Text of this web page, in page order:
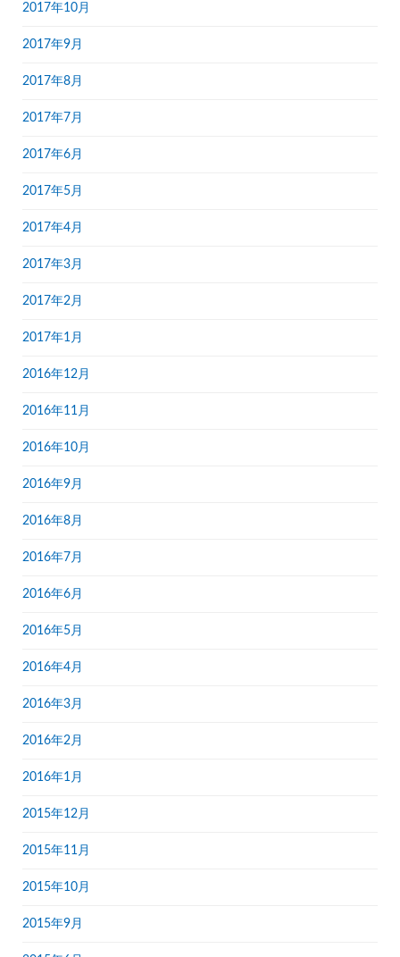
2017年10月
2017年9月
2017年8月
2017年7月
2017年6月
2017年5月
2017年4月
2017年3月
2017年2月
2017年1月
2016年12月
2016年11月
2016年10月
2016年9月
2016年8月
2016年7月
2016年6月
2016年5月
2016年4月
2016年3月
2016年2月
2016年1月
2015年12月
2015年11月
2015年10月
2015年9月